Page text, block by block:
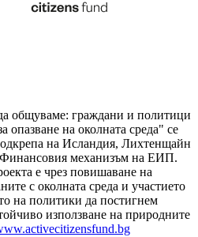
общуваме: граждани и политици
опазване на околната среда" се
на Исландия, Лихтенщайн
механизъм на ЕИП.
е чрез повишаване на
с околната среда и участието
на политики да постигнем
използване на природните